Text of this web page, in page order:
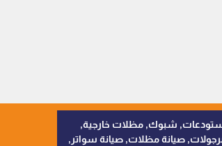
هناجر ومستودعات, شبوك, مظلات خارجية,
صيانة مظلات, صيانة سواتر,